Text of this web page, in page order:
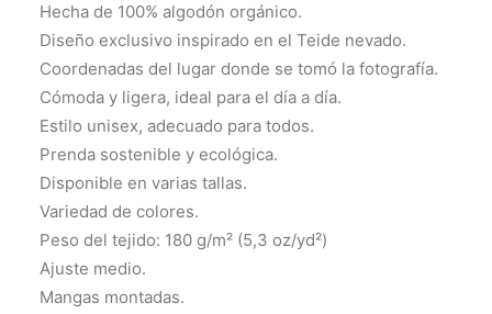
Hecha de 100% algodón orgánico.
Diseño exclusivo inspirado en el Teide nevado.
Coordenadas del lugar donde se tomó la fotografía.
Cómoda y ligera, ideal para el día a día.
Estilo unisex, adecuado para todos.
Prenda sostenible y ecológica.
Disponible en varias tallas.
Variedad de colores.
Peso del tejido: 180 g/m² (5,3 oz/yd²)
Ajuste medio.
Mangas montadas.